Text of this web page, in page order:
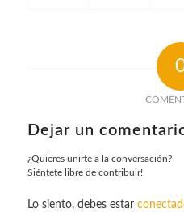
Dejar un
¿Quieres unirte a la conversación?
Siéntete libre de contribuir!
Lo siento, debes estar